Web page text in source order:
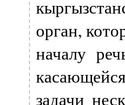
орган,
началу
задачи